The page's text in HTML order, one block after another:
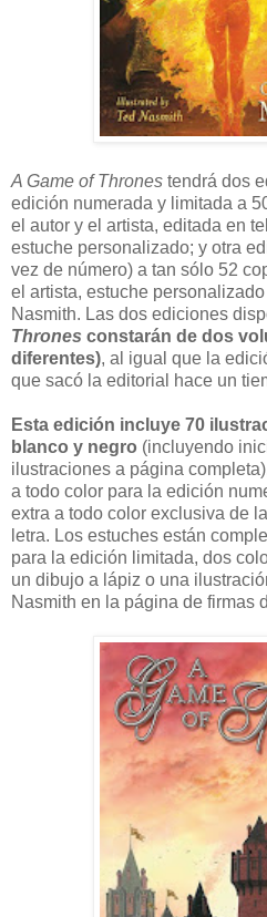
A Game of Thrones tendrá dos
edición numerada y limitada a
el autor y el artista, editada en
estuche personalizado; y otra
vez de número) a tan sólo 52
el artista, estuche
Nasmith. Las dos ediciones
Thrones constarán de dos
diferentes), al igual que la
que sacó la editorial hace un
Esta edición incluye 70
blanco y negro (incluyendo
ilustraciones a página
a todo color para la edición
extra a todo color exclusiva de
letra. Los estuches están
para la edición limitada, dos
un dibujo a lápiz o una
Nasmith en la página de firmas